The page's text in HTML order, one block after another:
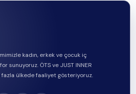
kadın, erkek ve çocuk iç
sunuyoruz. ÖTS ve JUST INNER
fazla ülkede faaliyet gösteriyoruz.